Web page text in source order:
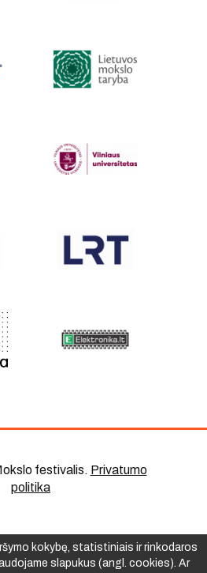
festivalis. Privatumo
politika
kokybę, statistiniais ir rinkodaros
slapukus (angl. cookies). Ar